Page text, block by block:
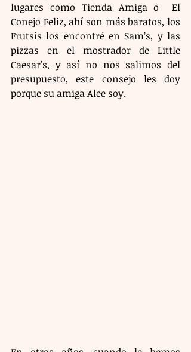
lugares como Tienda Amiga o  El
Conejo Feliz, ahí son más baratos, los
Frutsis los encontré en Sam’s, y las
pizzas en el mostrador de Little
Caesar’s, y así no nos salimos del
presupuesto, este consejo les doy
porque su amiga Alee soy.